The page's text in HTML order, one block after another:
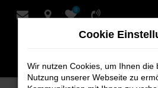
Zum
0
Cookie
Wir nutzen Cookies, um Ihnen die
Nutzung unserer Webseite zu